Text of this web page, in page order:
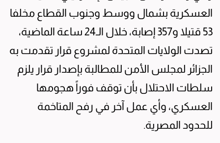
العسكرية بشمال ووسط وجنوب القطاع مخلفا
53 قتيلا و357 إصابة، خلال الـ24 ساعة الماضية،
تصدت الولايات المتحدة لمشروع قرار تقدمت به
الجزائر لمجلس الأمن للمطالبة بإصدار قرار يلزم
سلطات الاحتلال بأن توقف فوراً هجومها
العسكري، وأي عمل آخر في رفح المتاخمة
للحدود المصرية.